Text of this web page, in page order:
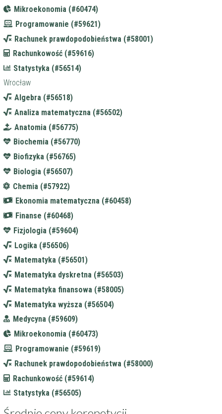
Mikroekonomia (#60474)
Programowanie (#59621)
Rachunek prawdopodobieństwa (#58001)
Rachunkowość (#59616)
Statystyka (#56514)
Wrocław
Algebra (#56518)
Analiza matematyczna (#56502)
Anatomia (#56775)
Biochemia (#56770)
Biofizyka (#56765)
Biologia (#56507)
Chemia (#57922)
Ekonomia matematyczna (#60458)
Finanse (#60468)
Fizjologia (#59604)
Logika (#56506)
Matematyka (#56501)
Matematyka dyskretna (#56503)
Matematyka finansowa (#58005)
Matematyka wyższa (#56504)
Medycyna (#59609)
Mikroekonomia (#60473)
Programowanie (#59619)
Rachunek prawdopodobieństwa (#58000)
Rachunkowość (#59614)
Statystyka (#56505)